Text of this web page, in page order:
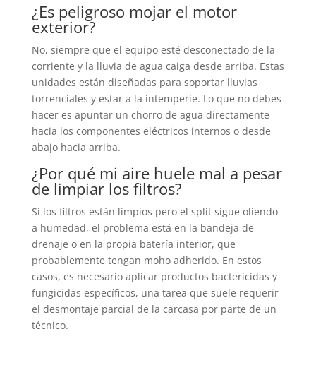
¿Es peligroso mojar el motor
exterior?
No, siempre que el equipo esté desconectado de la
corriente y la lluvia de agua caiga desde arriba. Estas
unidades están diseñadas para soportar lluvias
torrenciales y estar a la intemperie. Lo que no debes
hacer es apuntar un chorro de agua directamente
hacia los componentes eléctricos internos o desde
abajo hacia arriba.
¿Por qué mi aire huele mal a pesar
de limpiar los filtros?
Si los filtros están limpios pero el split sigue oliendo
a humedad, el problema está en la bandeja de
drenaje o en la propia batería interior, que
probablemente tengan moho adherido. En estos
casos, es necesario aplicar productos bactericidas y
fungicidas específicos, una tarea que suele requerir
el desmontaje parcial de la carcasa por parte de un
técnico.